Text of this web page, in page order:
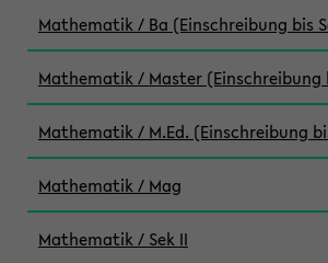
Mathematik / Ba (Einschreibung bis
Mathematik / Master (Einschreibung
Mathematik / M.Ed. (Einschreibung
Mathematik / Mag
Mathematik / Sek II